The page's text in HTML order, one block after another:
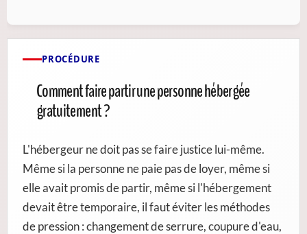
PROCÉDURE
Comment faire partir une personne hébergée
gratuitement ?
L'hébergeur ne doit pas se faire justice lui-même.
Même si la personne ne paie pas de loyer, même si
elle avait promis de partir, même si l'hébergement
devait être temporaire, il faut éviter les méthodes
de pression : changement de serrure, coupure d'eau,